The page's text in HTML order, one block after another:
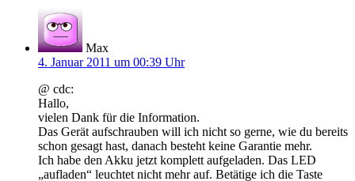
Max
4. Januar 2011 um 00:39 Uhr
@ cdc:
Hallo,
vielen Dank für die Information.
Das Gerät aufschrauben will ich nicht so gerne, wie du bereits
schon gesagt hast, danach besteht keine Garantie mehr.
Ich habe den Akku jetzt komplett aufgeladen. Das LED
„aufladen“ leuchtet nicht mehr auf. Betätige ich die Taste